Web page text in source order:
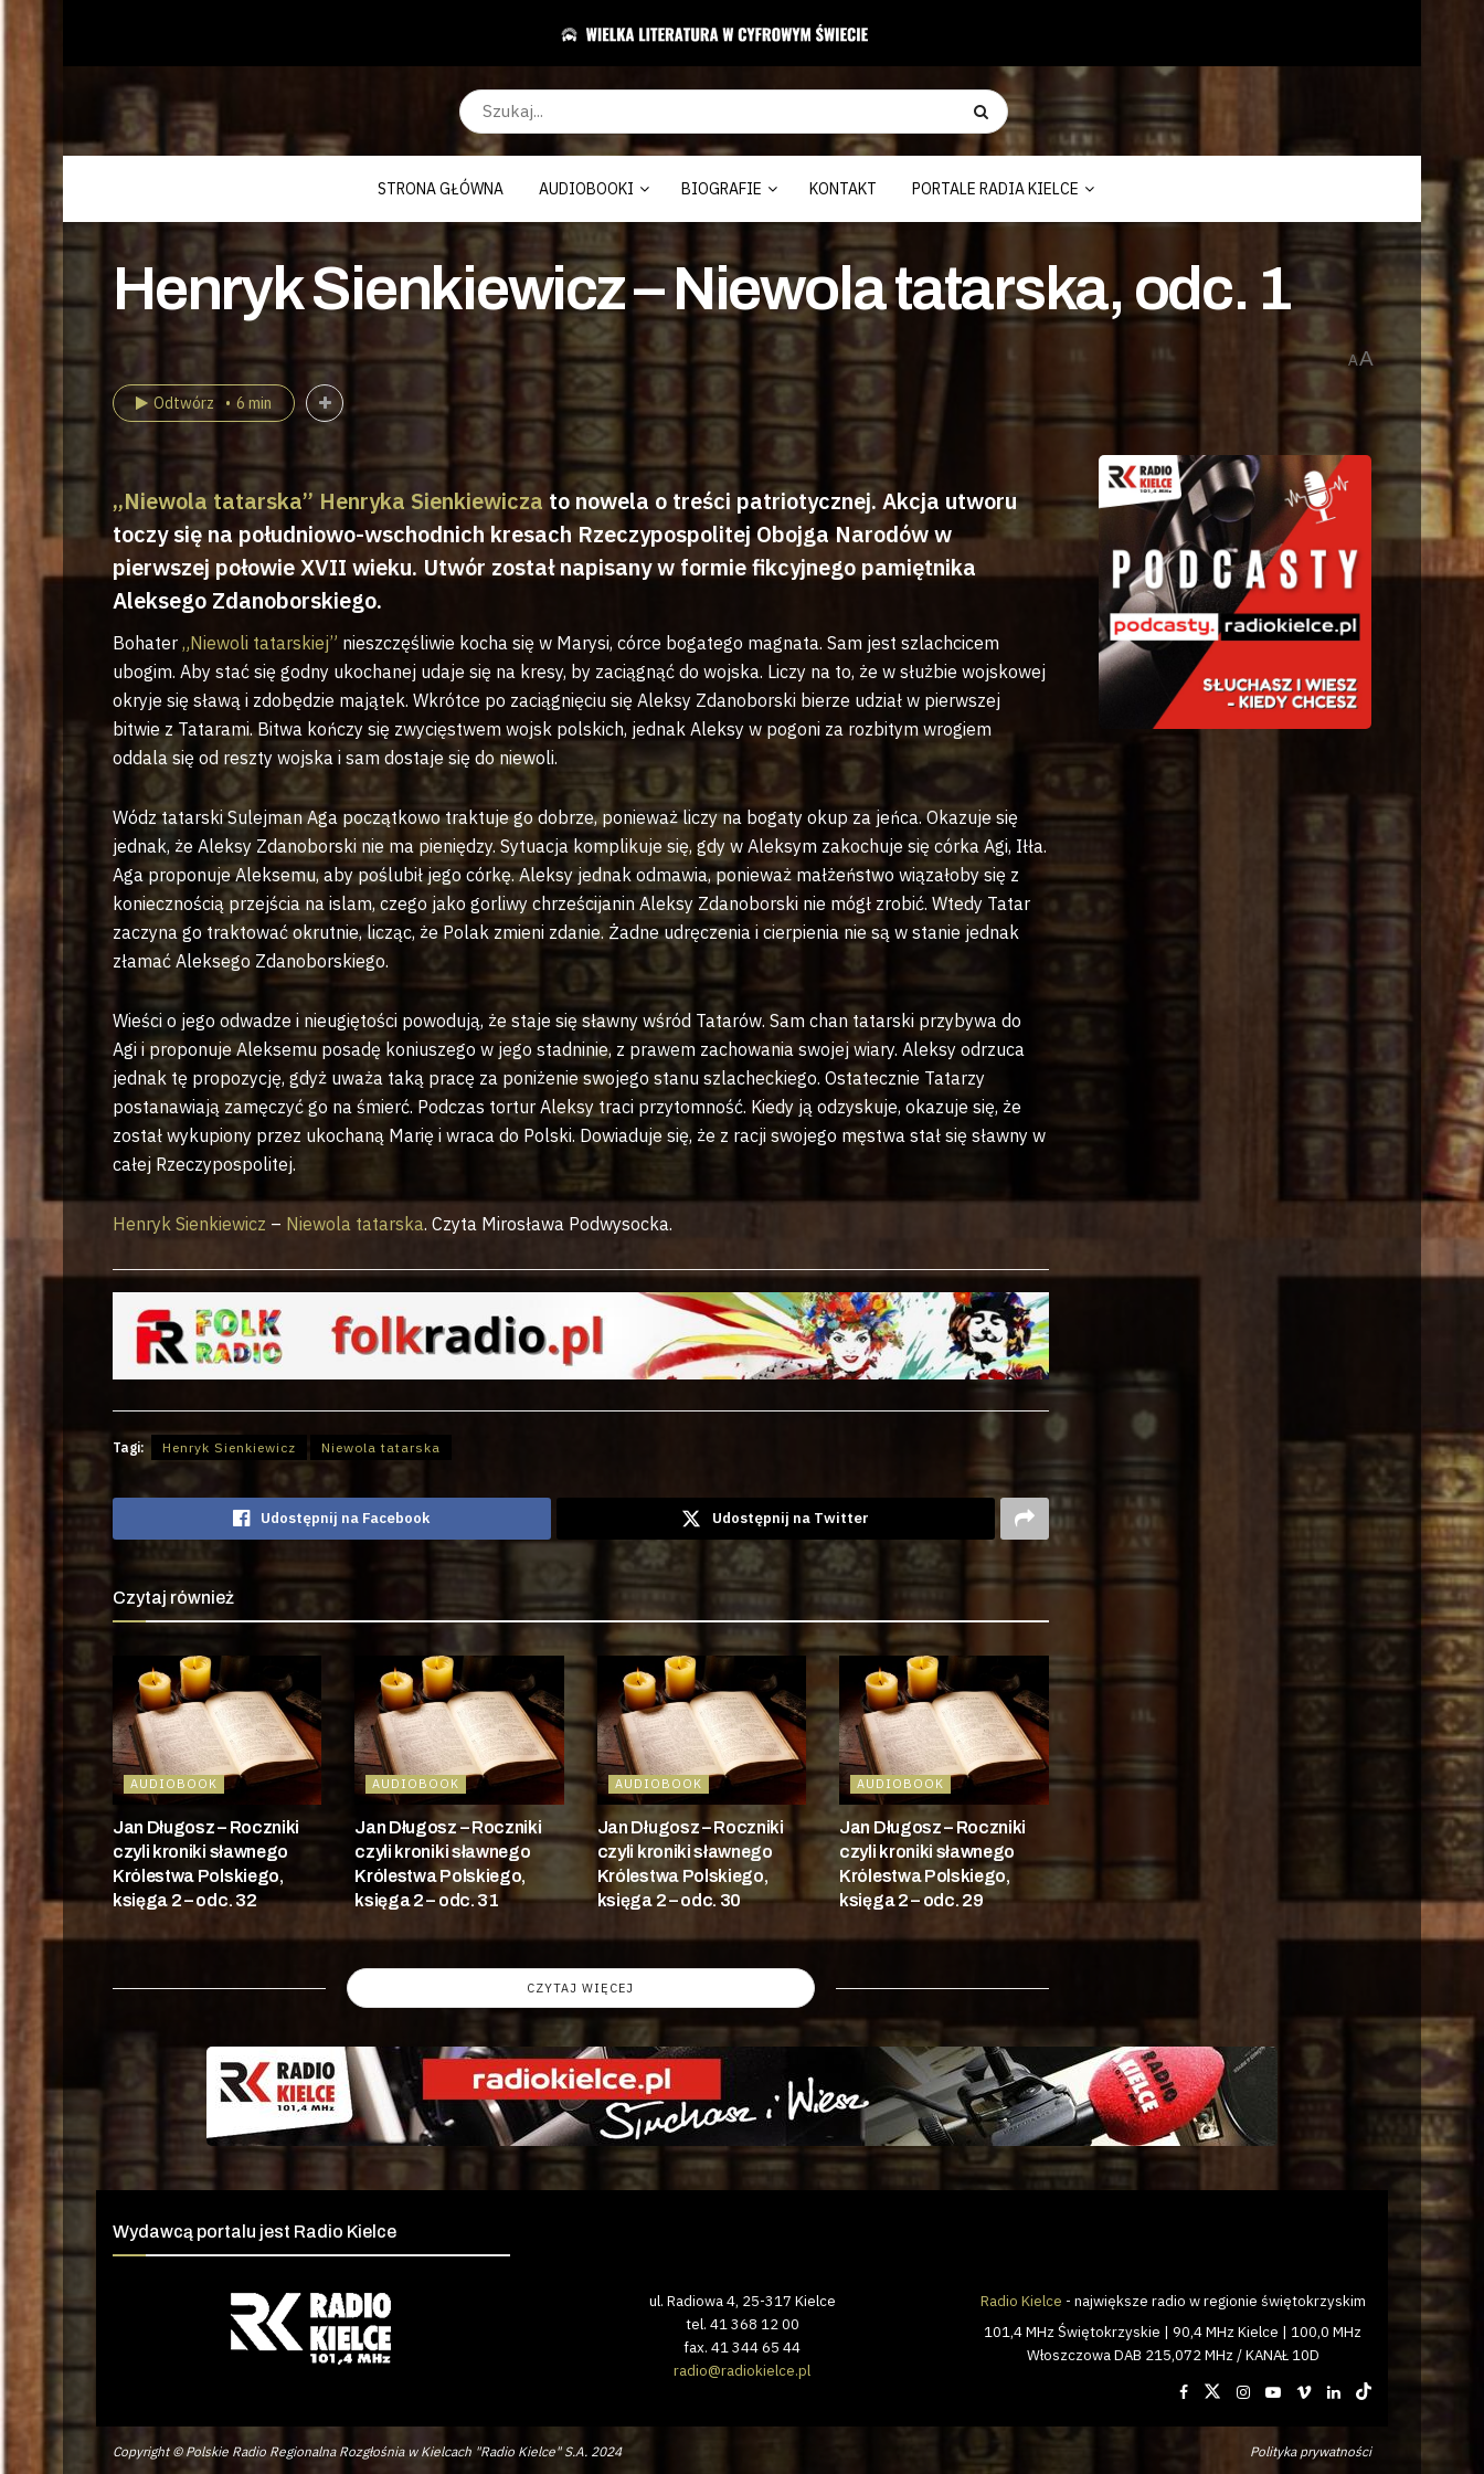
STRONA GŁÓWNA AUDIOBOOKI BIOGRAFIE KONTAKT PORTALE RADIA KIELCE
Henryk Sienkiewicz – Niewola tatarska, odc. 1
AA
Odtwórz 6 min
„Niewola tatarska” Henryka Sienkiewicza to nowela o treści patriotycznej. Akcja utworu
toczy się na południowo-wschodnich kresach Rzeczypospolitej Obojga Narodów w
pierwszej połowie XVII wieku. Utwór został napisany w formie fikcyjnego pamiętnika
Aleksego Zdanoborskiego.
Bohater „Niewoli tatarskiej” nieszczęśliwie kocha się w Marysi, córce bogatego magnata. Sam jest szlachcicem
ubogim. Aby stać się godny ukochanej udaje się na kresy, by zaciągnąć do wojska. Liczy na to, że w służbie wojskowej
okryje się sławą i zdobędzie majątek. Wkrótce po zaciągnięciu się Aleksy Zdanoborski bierze udział w pierwszej
bitwie z Tatarami. Bitwa kończy się zwycięstwem wojsk polskich, jednak Aleksy w pogoni za rozbitym wrogiem
oddala się od reszty wojska i sam dostaje się do niewoli.
Wódz tatarski Sulejman Aga początkowo traktuje go dobrze, ponieważ liczy na bogaty okup za jeńca. Okazuje się
jednak, że Aleksy Zdanoborski nie ma pieniędzy. Sytuacja komplikuje się, gdy w Aleksym zakochuje się córka Agi, Iłła.
Aga proponuje Aleksemu, aby poślubił jego córkę. Aleksy jednak odmawia, ponieważ małżeństwo wiązałoby się z
koniecznością przejścia na islam, czego jako gorliwy chrześcijanin Aleksy Zdanoborski nie mógł zrobić. Wtedy Tatar
zaczyna go traktować okrutnie, licząc, że Polak zmieni zdanie. Żadne udręczenia i cierpienia nie są w stanie jednak
złamać Aleksego Zdanoborskiego.
Wieści o jego odwadze i nieugiętości powodują, że staje się sławny wśród Tatarów. Sam chan tatarski przybywa do
Agi i proponuje Aleksemu posadę koniuszego w jego stadninie, z prawem zachowania swojej wiary. Aleksy odrzuca
jednak tę propozycję, gdyż uważa taką pracę za poniżenie swojego stanu szlacheckiego. Ostatecznie Tatarzy
postanawiają zamęczyć go na śmierć. Podczas tortur Aleksy traci przytomność. Kiedy ją odzyskuje, okazuje się, że
został wykupiony przez ukochaną Marię i wraca do Polski. Dowiaduje się, że z racji swojego męstwa stał się sławny w
całej Rzeczypospolitej.
Henryk Sienkiewicz – Niewola tatarska. Czyta Mirosława Podwysocka.
Tagi: Henryk Sienkiewicz Niewola tatarska
Udostępnij na Facebook Udostępnij na Twitter
Czytaj również
AUDIOBOOK
Jan Długosz – Roczniki
czyli kroniki sławnego
Królestwa Polskiego,
księga 2 – odc. 32
AUDIOBOOK
Jan Długosz – Roczniki
czyli kroniki sławnego
Królestwa Polskiego,
księga 2 – odc. 31
AUDIOBOOK
Jan Długosz – Roczniki
czyli kroniki sławnego
Królestwa Polskiego,
księga 2 – odc. 30
AUDIOBOOK
Jan Długosz – Roczniki
czyli kroniki sławnego
Królestwa Polskiego,
księga 2 – odc. 29
CZYTAJ WIĘCEJ
Wydawcą portalu jest Radio Kielce
ul. Radiowa 4, 25-317 Kielce
tel. 41 368 12 00
fax. 41 344 65 44
radio@radiokielce.pl
Radio Kielce - największe radio w regionie świętokrzyskim
101,4 MHz Świętokrzyskie | 90,4 MHz Kielce | 100,0 MHz
Włoszczowa DAB 215,072 MHz / KANAŁ 10D
Copyright © Polskie Radio Regionalna Rozgłośnia w Kielcach "Radio Kielce" S.A. 2024 Polityka prywatności